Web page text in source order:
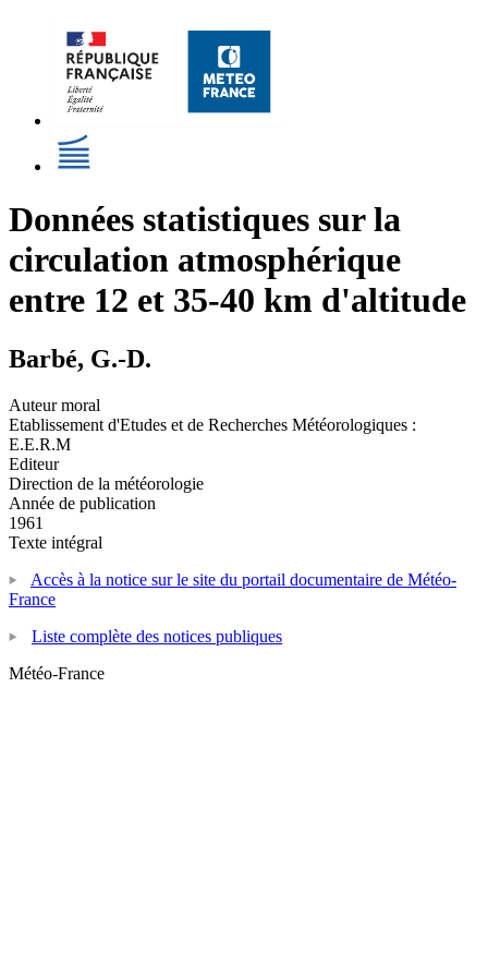
Données statistiques sur la
circulation atmosphérique
entre 12 et 35-40 km d'altitude
Barbé, G.-D.
Auteur moral
Etablissement d'Etudes et de Recherches Météorologiques :
E.E.R.M
Editeur
Direction de la météorologie
Année de publication
1961
Texte intégral
Accès à la notice sur le site du portail documentaire de Météo-
France
Liste complète des notices publiques
Météo-France